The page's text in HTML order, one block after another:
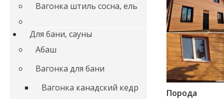
Вагонка штиль сосна, ель
Для бани, сауны
Абаш
Вагонка для бани
Вагонка канадский кедр
Порода